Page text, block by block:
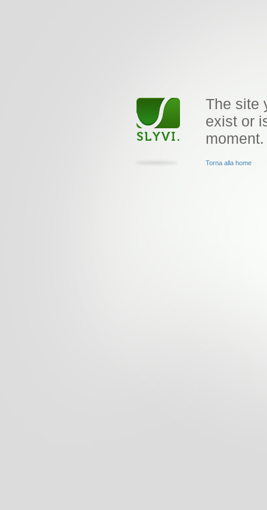
The site
exist or
moment.
Torna alla home